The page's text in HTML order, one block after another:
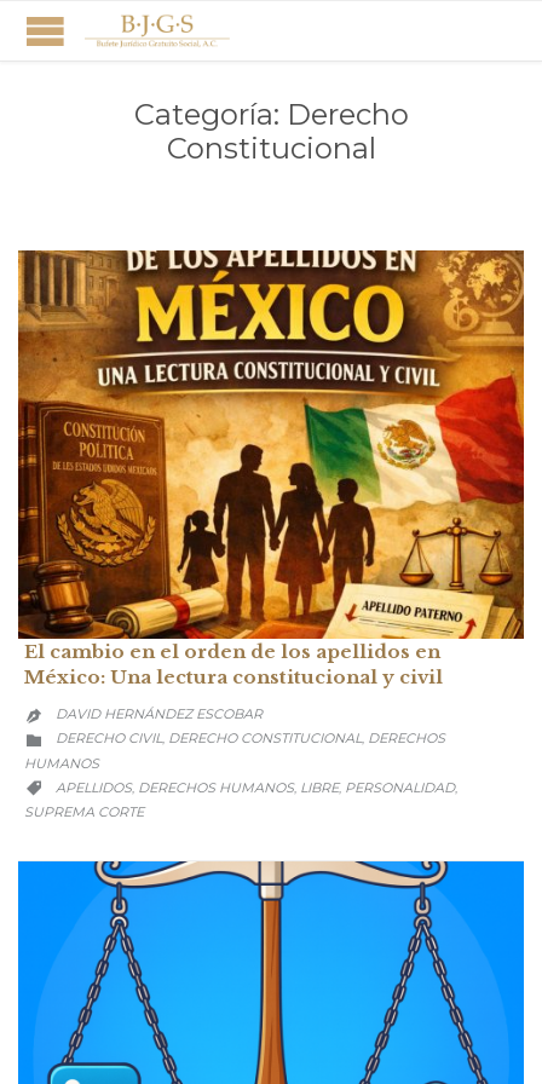
Categoría: Derecho
Constitucional
El cambio en el orden de los apellidos en
México: Una lectura constitucional y civil
 DAVID HERNÁNDEZ ESCOBAR
 CATEGORY
DERECHO CIVIL, DERECHO CONSTITUCIONAL, DERECHOS
HUMANOS
 CATEGORY
APELLIDOS, DERECHOS HUMANOS, LIBRE, PERSONALIDAD,
SUPREMA CORTE